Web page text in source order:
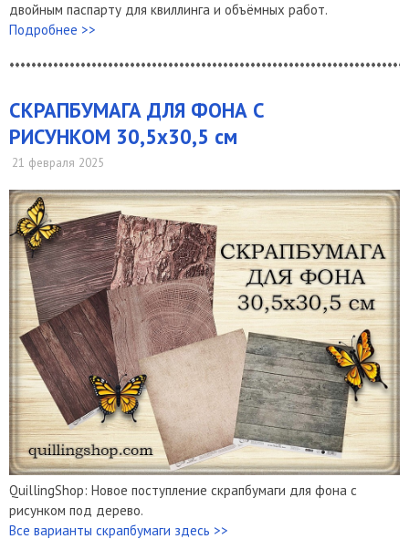
двойным паспарту для квиллинга и объёмных работ.
Подробнее >>
СКРАПБУМАГА ДЛЯ ФОНА С
РИСУНКОМ 30,5х30,5 см
21 февраля 2025
QuillingShop: Новое поступление скрапбумаги для фона с
рисунком под дерево.
Все варианты скрапбумаги здесь >>